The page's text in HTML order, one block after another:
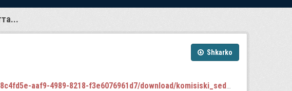
Shkarko
aaf9-4989-8218-f3e6076961d7/download/komisiski_sednici.json